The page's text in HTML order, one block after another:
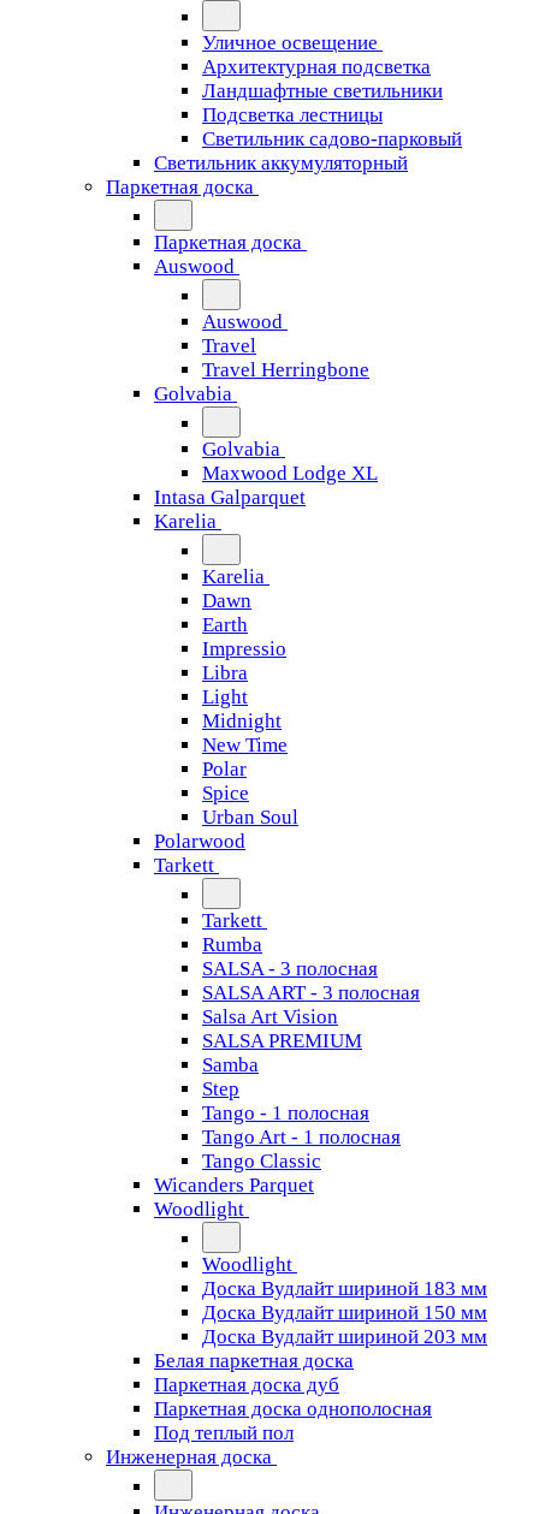
Уличное освещение
Архитектурная подсветка
Ландшафтные светильники
Подсветка лестницы
Светильник садово-парковый
Светильник аккумуляторный
Паркетная доска
Паркетная доска
Auswood
Auswood
Travel
Travel Herringbone
Golvabia
Golvabia
Maxwood Lodge XL
Intasa Galparquet
Karelia
Karelia
Dawn
Earth
Impressio
Libra
Light
Midnight
New Time
Polar
Spice
Urban Soul
Polarwood
Tarkett
Tarkett
Rumba
SALSA - 3 полосная
SALSA ART - 3 полосная
Salsa Art Vision
SALSA PREMIUM
Samba
Step
Tango - 1 полосная
Tango Art - 1 полосная
Tango Classiс
Wicanders Parquet
Woodlight
Woodlight
Доска Вудлайт шириной 183 мм
Доска Вудлайт шириной 150 мм
Доска Вудлайт шириной 203 мм
Белая паркетная доска
Паркетная доска дуб
Паркетная доска однополосная
Под теплый пол
Инженерная доска